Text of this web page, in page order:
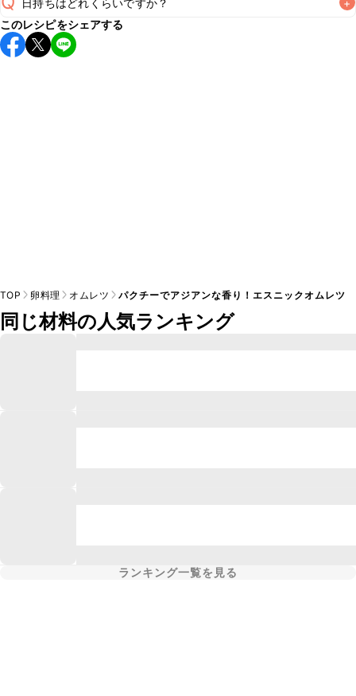
保存期間は冷蔵で翌日中が目安です。なるべくお早めにお召
し上がりください。
このレシピをシェアする
TOP 卵料理 オムレツ パクチーでアジアンな香り！エスニックオムレツ
同じ材料の人気ランキング
ランキング一覧を見る